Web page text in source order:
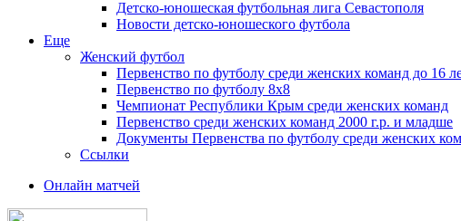
Детско-юношеская футбольная лига Севастополя
Новости детско-юношеского футбола
Еще
Женский футбол
Первенство по футболу среди женских команд до 16
Первенство по футболу 8х8
Чемпионат Республики Крым среди женских команд
Первенство среди женских команд 2000 г.р. и младше
Документы Первенства по футболу среди женских
Ссылки
Онлайн матчей